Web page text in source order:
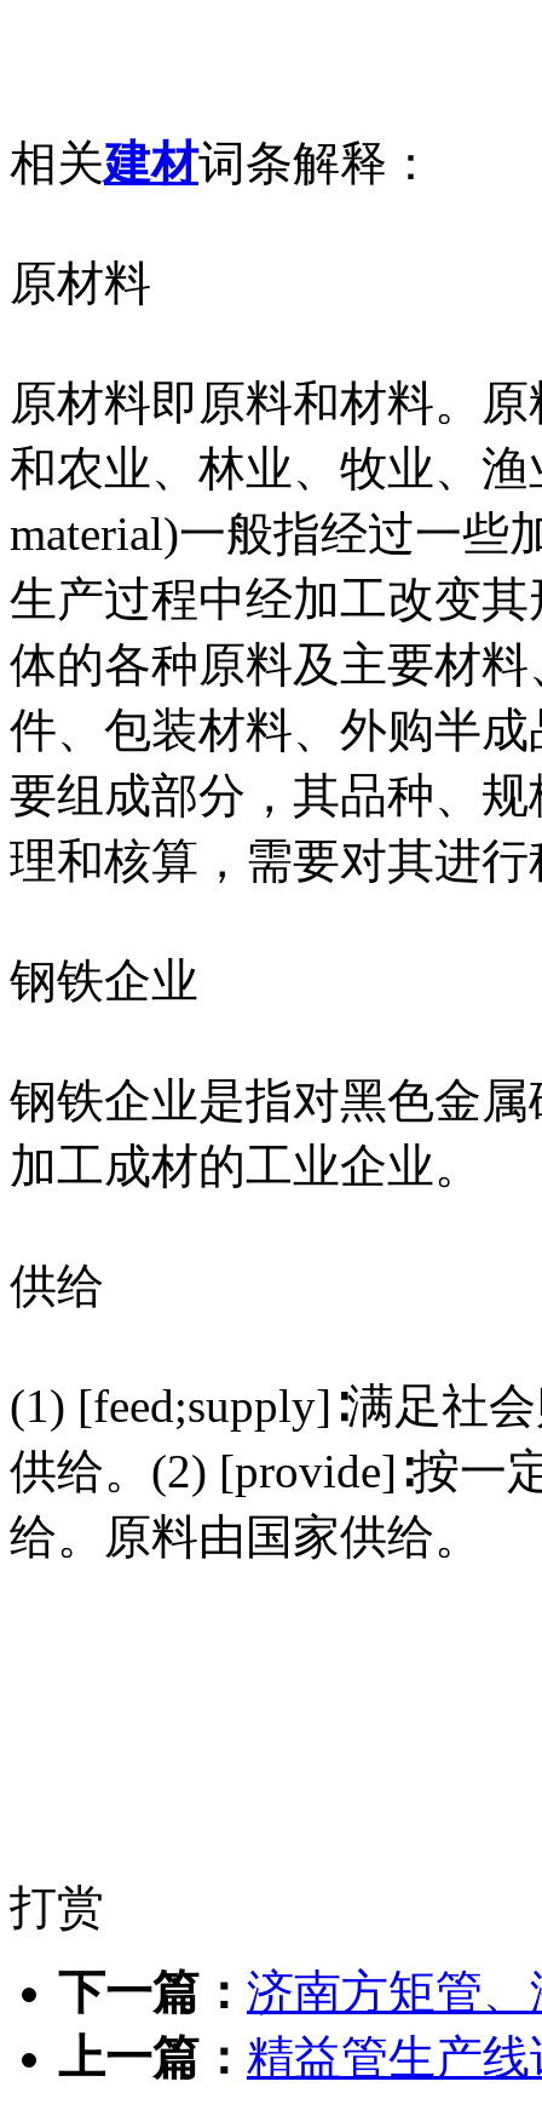
相关建材词条解释：
原材料
原材料即原料和材料。
和农业、林业、牧业、渔
material)一般指经过一些
生产过程中经加工改变
体的各种原料及主要材
件、包装材料、外购半
要组成部分，其品种、
理和核算，需要对其进
钢铁企业
钢铁企业是指对黑色金
加工成材的工业企业。
供给
(1) [feed;supply]∶满足社
供给。(2) [provide]∶按一
给。原料由国家供给。
打赏
下一篇： 济南方矩管
上一篇： 精益管生产